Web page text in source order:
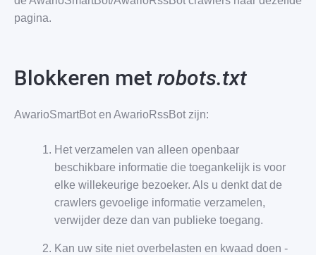
pagina.
Blokkeren met robots.txt
AwarioSmartBot en AwarioRssBot zijn:
Het verzamelen van alleen openbaar
beschikbare informatie die toegankelijk is voor
elke willekeurige bezoeker. Als u denkt dat de
crawlers gevoelige informatie verzamelen,
verwijder deze dan van publieke toegang.
Kan uw site niet overbelasten en kwaad doen -